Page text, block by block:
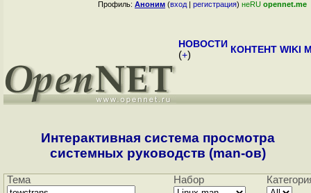
Профиль: Аноним (вход | регистрация) неRU opennet.me
НОВОСТИ
(+) КОНТЕНТ WIKI
Интерактивная система просмотра
системных руководств (man-ов)
Тема Набор